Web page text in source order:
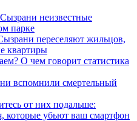
неизвестные
парке
переселяют жильцов,
квартиры
О чем говорит статистика
вспомнили смертельный
от них подальше:
которые убьют ваш смартфон